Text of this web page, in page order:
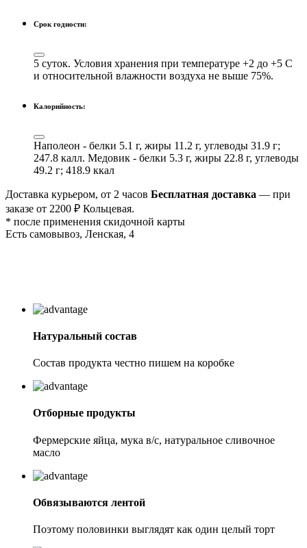
Срок годности:
5 суток. Условия хранения при температуре +2 до +5 С
и относительной влажности воздуха не выше 75%.
Калорийность:
Наполеон - белки 5.1 г, жиры 11.2 г, углеводы 31.9 г;
247.8 калл. Медовик - белки 5.3 г, жиры 22.8 г, углеводы
49.2 г; 418.9 ккал
Доставка курьером, от 2 часов Бесплатная доставка — при
заказе от 2200 ₽ Кольцевая.
* после применения скидочной карты
Есть самовывоз, Ленская, 4
Натуральный состав
Состав продукта честно пишем на коробке
Отборные продукты
Фермерские яйца, мука в/с, натуральное сливочное
масло
Обвязываются лентой
Поэтому половинки выглядят как один целый торт